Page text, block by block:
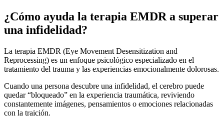
¿Cómo ayuda la terapia EMDR a superar
una infidelidad?
La terapia EMDR (Eye Movement Desensitization and
Reprocessing) es un enfoque psicológico especializado en el
tratamiento del trauma y las experiencias emocionalmente dolorosas.
Cuando una persona descubre una infidelidad, el cerebro puede
quedar “bloqueado” en la experiencia traumática, reviviendo
constantemente imágenes, pensamientos o emociones relacionadas
con la traición.